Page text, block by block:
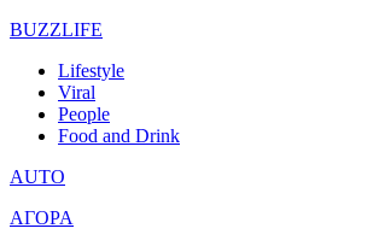
BUZZLIFE
Lifestyle
Viral
People
Food and Drink
AUTO
ΑΓΟΡΑ